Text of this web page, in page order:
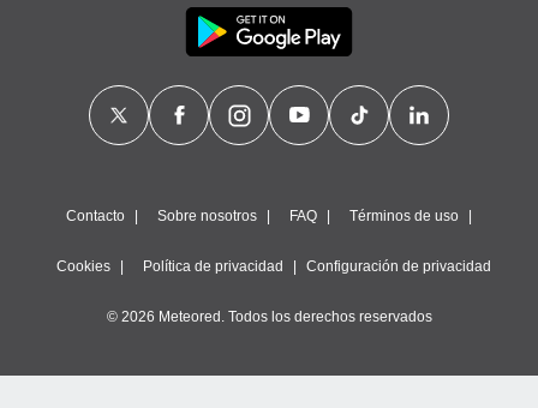
Contacto Sobre nosotros FAQ Términos de uso
Cookies Política de privacidad Configuración de privacidad
© 2026 Meteored. Todos los derechos reservados